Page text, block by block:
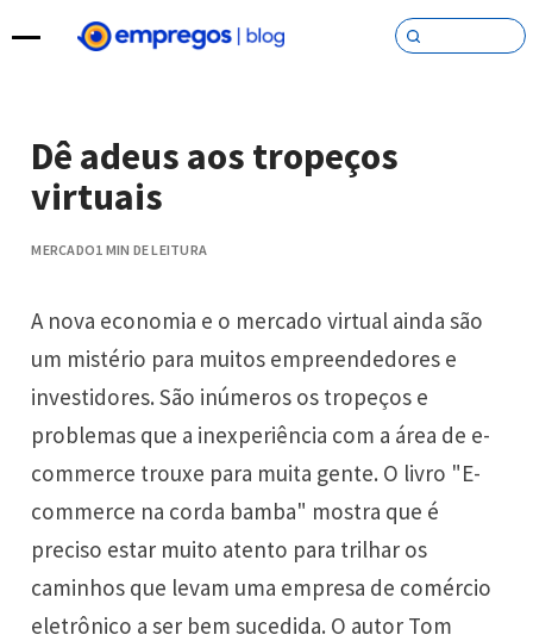
Pular para o conteúdo
Dê adeus aos tropeços
virtuais
MERCADO1 MIN DE LEITURA
A nova economia e o mercado virtual ainda são
um mistério para muitos empreendedores e
investidores. São inúmeros os tropeços e
problemas que a inexperiência com a área de e-
commerce trouxe para muita gente. O livro "E-
commerce na corda bamba" mostra que é
preciso estar muito atento para trilhar os
caminhos que levam uma empresa de comércio
eletrônico a ser bem sucedida. O autor Tom